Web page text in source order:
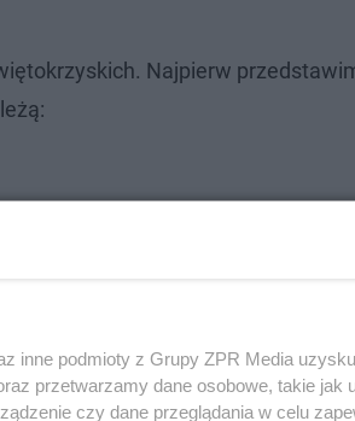
Najpierw
inne podmioty z Grupy ZPR Media
przetwarzamy dane osobowe, takie jak
czy dane przeglądania w celu